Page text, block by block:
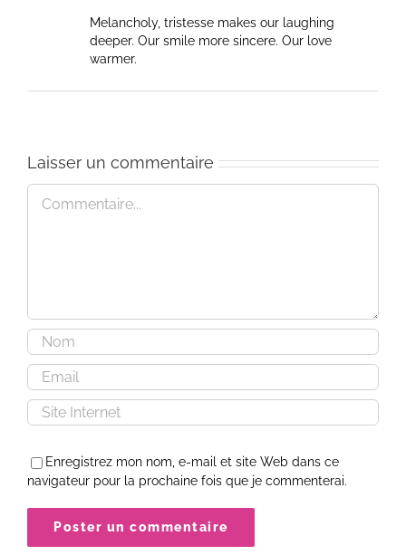
Melancholy, tristesse makes our laughing
deeper. Our smile more sincere. Our love
warmer.
Laisser un commentaire
Commentaire
Enregistrez mon nom, e-mail et site Web dans ce
navigateur pour la prochaine fois que je commenterai.